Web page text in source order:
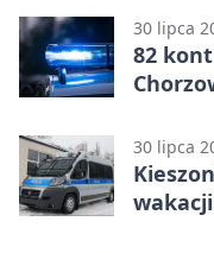
30 lipca
82
30 lipca